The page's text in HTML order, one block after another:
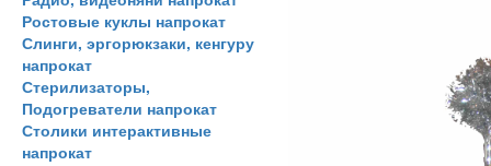
Ростовые куклы напрокат
Слинги, эргорюкзаки, кенгуру
напрокат
Стерилизаторы,
Подогреватели напрокат
Столики интерактивные
напрокат